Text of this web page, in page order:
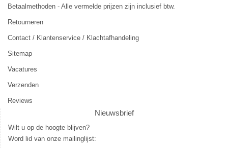
Betaalmethoden - Alle vermelde prijzen zijn inclusief btw.
Retourneren
Contact / Klantenservice / Klachtafhandeling
Sitemap
Vacatures
Verzenden
Reviews
Nieuwsbrief
Wilt u op de hoogte blijven?
Word lid van onze mailinglijst: